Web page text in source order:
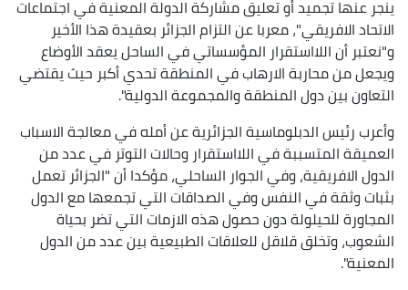
ينجر عنها تجميد أو تعليق مشاركة الدولة المعنية في اجتماعات
الاتحاد الافريقي"، معربا عن التزام الجزائر بعقيدة هذا الأخير
و"نعتبر أن اللااستقرار المؤسساتي في الساحل يعقد الأوضاع
ويجعل من محاربة الارهاب في المنطقة تحدي أكبر حيث يقتضي
التعاون بين دول المنطقة والمجموعة الدولية".
وأعرب رئيس الدبلوماسية الجزائرية عن أمله في معالجة الاسباب
العميقة المتسببة في اللااستقرار وحالات التوتر في عدد من
الدول الافريقية، وفي الجوار الساحلي، مؤكدا أن "الجزائر تعمل
بثبات وثقة في النفس وفي الصداقات التي تجمعها مع الدول
المجاورة للحيلولة دون حصول هذه الازمات التي تضر بحياة
الشعوب، وتخلق قلاقل للعلاقات الطبيعية بين عدد من الدول
المعنية".